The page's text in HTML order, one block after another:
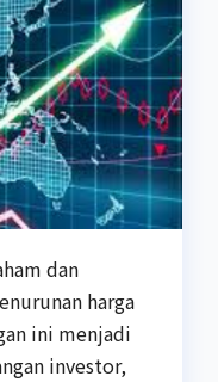
dan
harga
ini menjadi
investor,